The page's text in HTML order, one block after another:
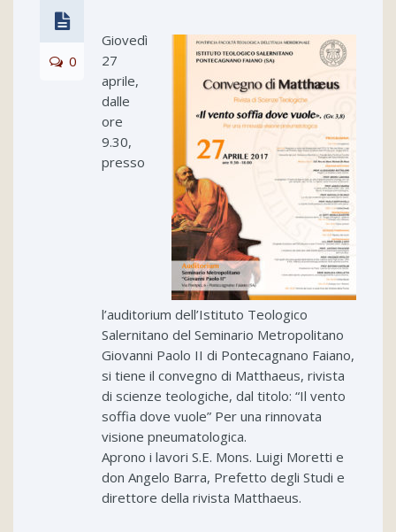
0
Giovedì
27
aprile,
dalle
ore
9.30,
presso
l’auditorium dell’Istituto Teologico
Salernitano del Seminario Metropolitano
Giovanni Paolo II di Pontecagnano Faiano,
si tiene il convegno di Matthaeus, rivista
di scienze teologiche, dal titolo: “Il vento
soffia dove vuole” Per una rinnovata
visione pneumatologica.
Aprono i lavori S.E. Mons. Luigi Moretti e
don Angelo Barra, Prefetto degli Studi e
direttore della rivista Matthaeus.